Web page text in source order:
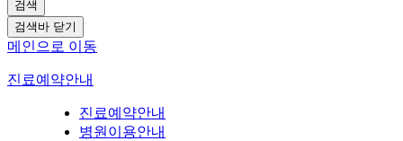
검색
검색바 닫기
메인으로 이동
진료예약안내
진료예약안내
병원이용안내